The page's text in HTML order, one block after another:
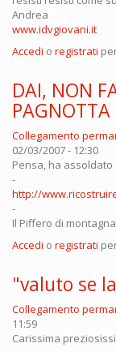
Andrea
www.idvgiovani.it
Accedi o registrati
DAI, NON
PAGNOTTA
Collegamento
02/03/2007 - 12:30
Pensa, ha
-
http://
-
Il Piffero di
Accedi o registrati
"valuto se
Collegamento
11:59
Carissima